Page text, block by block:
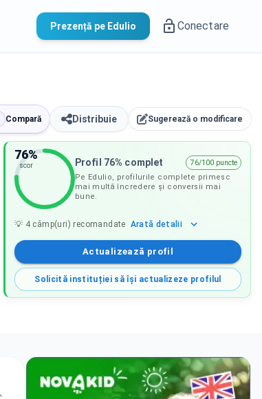
Prezență pe Edulio Conectare
Compară Distribuie Sugerează o modificare
76%
scor Profil 76% complet
76/100 puncte
Pe Edulio, profilurile complete primesc
mai multă încredere și conversii mai
bune.
💡 4 câmp(uri) recomandate Arată detalii
Actualizează profil
Solicită instituției să își actualizeze profilul